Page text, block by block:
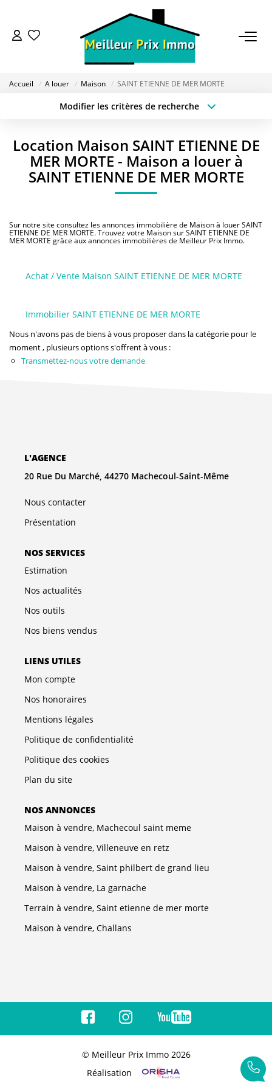
ACHETER
ESTIMER
FONDS DE COMMERCE
NOS AGENCES
Qui Sommes-Nous
Nous Rejoindre
Accueil A louer Maison SAINT ETIENNE DE MER MORTE
Modifier les critères de recherche
Sélectionnez...
Type de bien
Surface min
Budget max
Location Maison SAINT ETIENNE DE
MER MORTE - Maison a louer à
SAINT ETIENNE DE MER MORTE
Sur notre site consultez les annonces immobilière de Maison à louer SAINT
ETIENNE DE MER MORTE. Trouvez votre Maison sur SAINT ETIENNE DE
MER MORTE grâce aux annonces immobilières de Meilleur Prix Immo.
Achat / Vente Maison SAINT ETIENNE DE MER MORTE
Immobilier SAINT ETIENNE DE MER MORTE
Nous n'avons pas de biens à vous proposer dans la catégorie pour le
moment , plusieurs options s'offrent à vous :
Transmettez-nous votre demande
L'AGENCE
20 Rue Du Marché, 44270 Machecoul-Saint-Même
Nous contacter
Présentation
NOS SERVICES
Estimation
Nos actualités
Nos outils
Nos biens vendus
LIENS UTILES
Mon compte
Nos honoraires
Mentions légales
Politique de confidentialité
Politique des cookies
Plan du site
NOS ANNONCES
Maison à vendre, Machecoul saint meme
Maison à vendre, Villeneuve en retz
Maison à vendre, Saint philbert de grand lieu
Maison à vendre, La garnache
Terrain à vendre, Saint etienne de mer morte
Maison à vendre, Challans
© Meilleur Prix Immo 2026
Réalisation